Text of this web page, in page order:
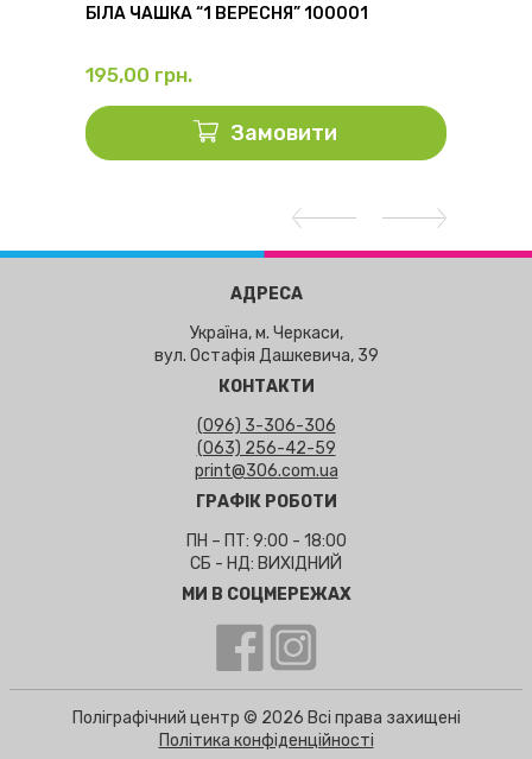
БІЛА ЧАШКА “1 ВЕРЕСНЯ” 100001
195,00 грн.
Замовити
АДРЕСА
Україна, м. Черкаси,
вул. Остафія Дашкевича, 39
КОНТАКТИ
(096) 3-306-306
(063) 256-42-59
print@306.com.ua
ГРАФІК РОБОТИ
ПН – ПТ: 9:00 - 18:00
СБ - НД: ВИХІДНИЙ
МИ В СОЦМЕРЕЖАХ
Поліграфічний центр © 2026 Всі права захищені
Політика конфіденційності